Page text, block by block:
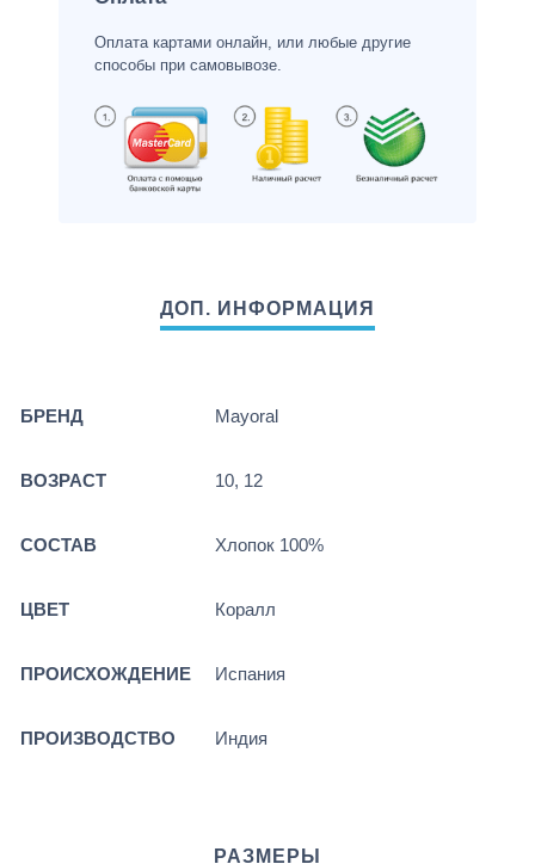
Оплата картами онлайн, или любые другие
способы при самовывозе.
БРЕНД Mayoral
ВОЗРАСТ 10, 12
СОСТАВ Хлопок 100%
ЦВЕТ Коралл
ПРОИСХОЖДЕНИЕ Испания
ПРОИЗВОДСТВО Индия